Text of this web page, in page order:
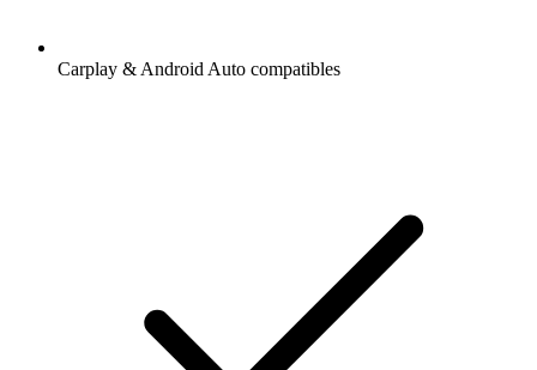
Carplay & Android Auto compatibles